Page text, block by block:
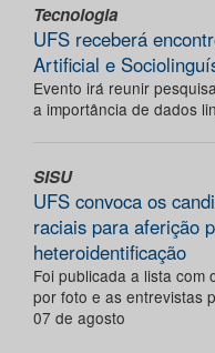
Tecnologia
UFS receberá
Artificial e
Evento irá reunir
a importância de dados
SISU
UFS convoca os
raciais para aferição
heteroidentificação
Foi publicada a lista com
por foto e as entrevistas
07 de agosto